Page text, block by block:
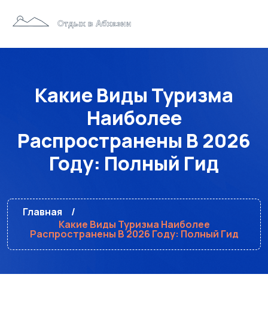
Какие Виды Туризма
Наиболее
Распространены В 2026
Году: Полный Гид
Главная
Какие Виды Туризма Наиболее
Распространены В 2026 Году: Полный Гид